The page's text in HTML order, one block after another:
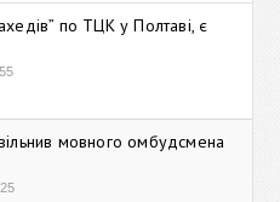
по ТЦК у Полтаві, є
мовного омбудсмена